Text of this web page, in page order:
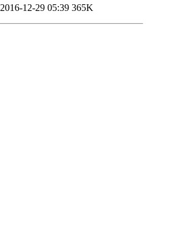
2016-12-29 05:39 365K